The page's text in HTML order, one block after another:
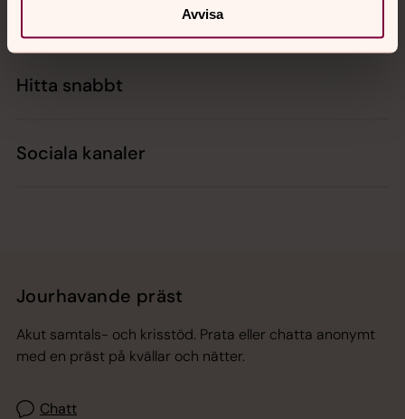
Avvisa
Hitta snabbt
Sociala kanaler
Jourhavande präst
Akut samtals- och krisstöd. Prata eller chatta anonymt
med en präst på kvällar och nätter.
Chatt